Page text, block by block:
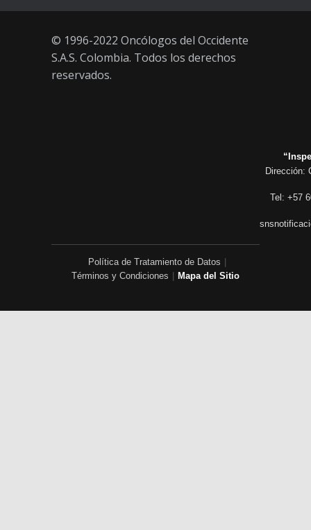
© 1996-2022 Oncólogos del Occidente
S.A.S. Colombia. Todos los derechos
reservados.
Dirección:
Tel: +57
Política de Tratamiento de Datos
Términos y Condiciones
Mapa del Sitio